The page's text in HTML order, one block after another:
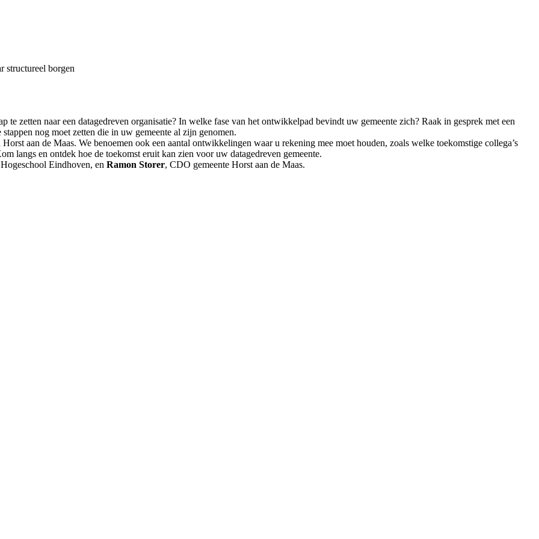
structureel borgen
te zetten naar een datagedreven organisatie? In welke fase van het ontwikkelpad bevindt uw gemeente zich? Raak in gesprek met een
nog moet zetten die in uw gemeente al zijn genomen.
aan de Maas. We benoemen ook een aantal ontwikkelingen waar u rekening mee moet houden, zoals welke toekomstige collega’s
langs en ontdek hoe de toekomst eruit kan zien voor uw datagedreven gemeente.
Eindhoven, en Ramon Storer, CDO gemeente Horst aan de Maas.